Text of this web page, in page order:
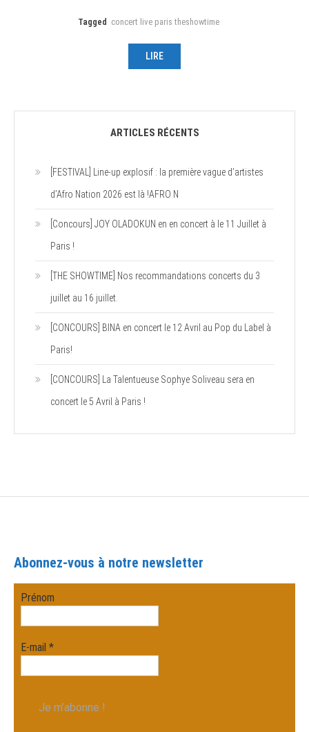
Tagged concert live paris theshowtime
LIRE
ARTICLES RÉCENTS
[FESTIVAL] Line-up explosif : la première vague d’artistes
d’Afro Nation 2026 est là !AFRO N
[Concours] JOY OLADOKUN en en concert à le 11 Juillet à
Paris !
[THE SHOWTIME] Nos recommandations concerts du 3
juillet au 16 juillet.
[CONCOURS] BINA en concert le 12 Avril au Pop du Label à
Paris!
[CONCOURS] La Talentueuse Sophye Soliveau sera en
concert le 5 Avril à Paris !
Abonnez-vous à notre newsletter
Prénom
E-mail*